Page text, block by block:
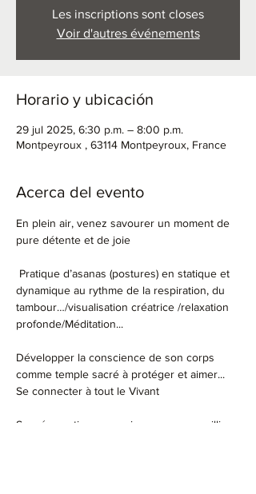
Les inscriptions sont closes
Voir d'autres événements
Horario y ubicación
29 jul 2025, 6:30 p.m. – 8:00 p.m.
Montpeyroux , 63114 Montpeyroux, France
Acerca del evento
En plein air, venez savourer un moment de
pure détente et de joie
dynamique au rythme de la respiration, du
tambour…/visualisation créatrice /relaxation
profonde/Méditation...
Développer la conscience de son corps
comme temple sacré à protéger et aimer...
Se connecter à tout le Vivant
Sur réservation pour mieux vous accueillir